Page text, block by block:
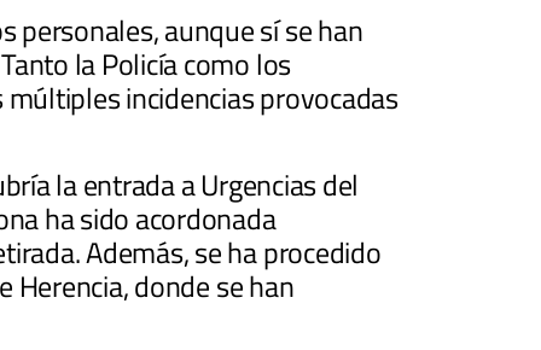
personales, aunque sí se han
la Policía como los
incidencias provocadas
la entrada a Urgencias del
ha sido acordonada
Además, se ha procedido
Herencia, donde se han